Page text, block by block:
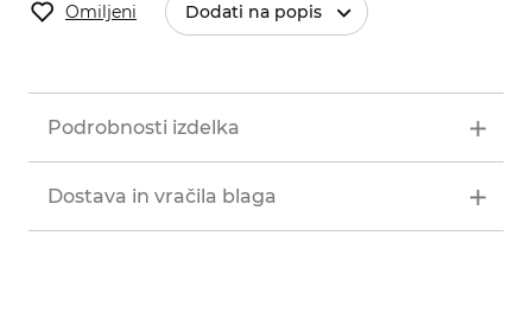
Omiljeni Dodati na popis
Podrobnosti izdelka
Dostava in vračila blaga